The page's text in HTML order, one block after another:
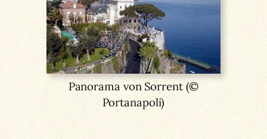
Panorama von Sorrent (©
Portanapoli)